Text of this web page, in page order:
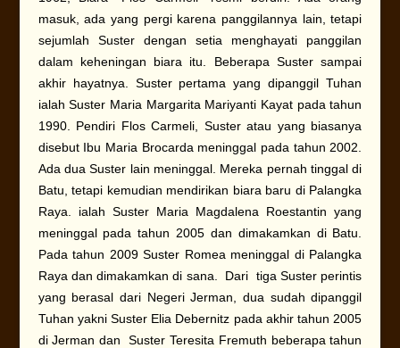
masuk, ada yang pergi karena panggilannya lain, tetapi
sejumlah Suster dengan setia menghayati panggilan
dalam keheningan biara itu. Beberapa Suster sampai
akhir hayatnya. Suster pertama yang dipanggil Tuhan
ialah Suster Maria Margarita Mariyanti Kayat pada tahun
1990. Pendiri Flos Carmeli, Suster atau yang biasanya
disebut Ibu Maria Brocarda meninggal pada tahun 2002.
Ada dua Suster lain meninggal. Mereka pernah tinggal di
Batu, tetapi kemudian mendirikan biara baru di Palangka
Raya. ialah Suster Maria Magdalena Roestantin yang
meninggal pada tahun 2005 dan dimakamkan di Batu.
Pada tahun 2009 Suster Romea meninggal di Palangka
Raya dan dimakamkan di sana. Dari tiga Suster perintis
yang berasal dari Negeri Jerman, dua sudah dipanggil
Tuhan yakni Suster Elia Debernitz pada akhir tahun 2005
di Jerman dan Suster Teresita Fremuth beberapa tahun